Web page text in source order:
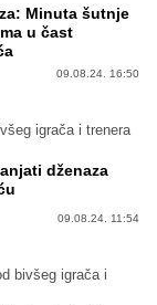
Minuta šutnje
u čast
09.08.24. 16:50
igrača i trenera
dženaza
09.08.24. 11:54
bivšeg igrača i